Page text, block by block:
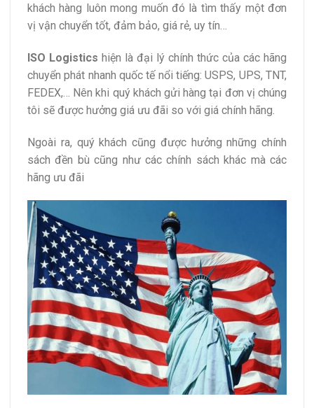
khách hàng luôn mong muốn đó là tìm thấy một đơn
vị vận chuyển tốt, đảm bảo, giá rẻ, uy tín…
ISO Logistics hiện là đại lý chính thức của các hãng
chuyển phát nhanh quốc tế nổi tiếng: USPS, UPS, TNT,
FEDEX,… Nên khi quý khách gửi hàng tại đơn vị chúng
tôi sẽ được hưởng giá ưu đãi so với giá chính hãng.
Ngoài ra, quý khách cũng được hưởng những chính
sách đền bù cũng như các chính sách khác mà các
hãng ưu đãi